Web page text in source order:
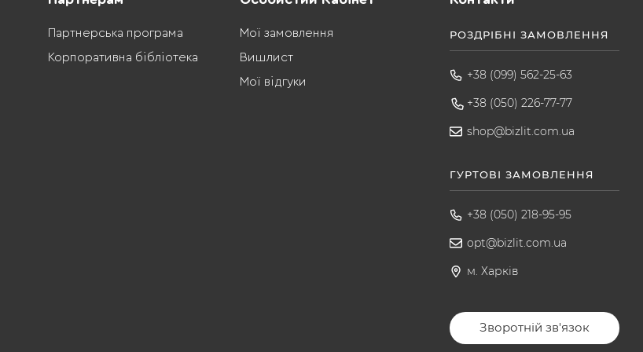
Партнерська програма
Корпоративна бібліотека
Мої замовлення
Вишлист
Мої відгуки
РОЗДРІБНІ ЗАМОВЛЕННЯ
+38 (099) 562-25-63
+38 (050) 226-77-77
shop@bizlit.com.ua
ГУРТОВІ ЗАМОВЛЕННЯ
+38 (050) 218-95-95
opt@bizlit.com.ua
м. Харків
Зворотній зв'язок